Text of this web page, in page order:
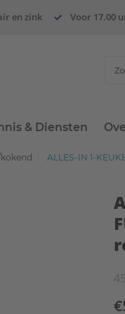
en zink Voor 17.00
& Diensten
ALLES-IN 1-